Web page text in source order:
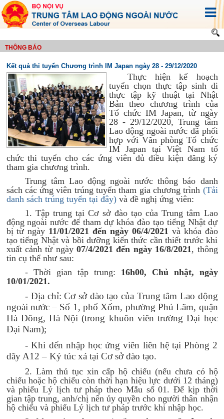
THÔNG BÁO
Kết quả thi tuyển Chương trình IM Japan ngày 28 - 29/12/2020
Thực hiện kế hoạch
tuyển chọn thực tập sinh đi
thực tập kỹ thuật tại Nhật
Bản theo chương trình của
Tổ chức IM Japan, từ ngày
28 - 29/12/2020, Trung tâm
Lao động ngoài nước đã phối
hợp với Văn phòng Tổ chức
IM Japan tại Việt Nam tổ
chức thi tuyển cho các ứng viên đủ điều kiện đăng ký
tham gia chương trình.
Trung tâm Lao động ngoài nước thông báo danh
sách các ứng viên trúng tuyển tham gia chương trình (Tải
danh sách trúng tuyển tại đây)và đề nghị ứng viên:
1. Tập trung tại Cơ sở đào tạo của Trung tâm Lao
động ngoài nước để tham dự khóa đào tạo tiếng Nhật dự
bị từ ngày 11/01/2021đến ngày 06/4/2021 và khóa đào
tạo tiếng Nhật và bồi dưỡng kiến thức cần thiết trước khi
xuất cảnh từ ngày 07/4/2021 đến ngày16/8/2021, thông
tin cụ thể như sau:
- Thời gian tập trung: 16h00, Chủ nhật, ngày
10/01/2021.
- Địa chỉ: Cơ sở đào tạo của Trung tâm Lao động
ngoài nước – Số 1, phố Xốm, phường Phú Lãm, quận
Hà Đông, Hà Nội (trong khuôn viên trường Đại học
Đại Nam);
- Khi đến nhập học ứng viên liên hệ tại Phòng 2
dãy A12 – Ký túc xá tại Cơ sở đào tạo.
2. Làm thủ tục xin cấp hộ chiếu (nếu chưa có hộ
chiếu hoặc hộ chiếu còn thời hạn hiệu lực dưới 12 tháng)
và phiếu Lý lịch tư pháp theo Mẫu số 01. Để kịp thời
gian tập trung, anh/chị nên ủy quyền cho người thân nhận
hộ chiếu và phiếu Lý lịch tư pháp trước khi nhập học.